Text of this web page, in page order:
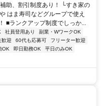
助、割引制度あり！ └すき家の
はま寿司などグループで使え
■ランクアップ制度でしっか...
社員登用あり
副業・WワークOK
歓迎 60代も応募可
フリーター歓迎
OK 即日勤務OK
平日のみOK